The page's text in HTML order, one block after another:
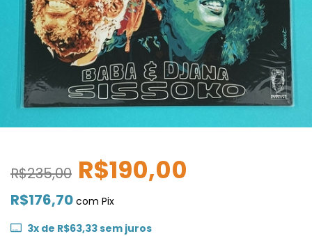
R$235,00 R$190,00
R$176,70 com Pix
3x de R$63,33sem juros